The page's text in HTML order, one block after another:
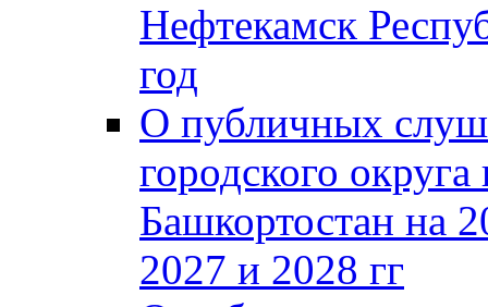
Нефтекамск
год
О публичных
городского
Башкортостан на
2027 и 2028 гг